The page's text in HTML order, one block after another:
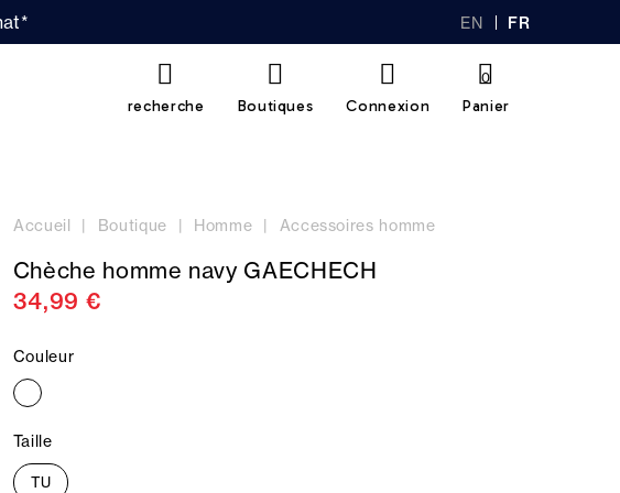
EN FR
recherche Boutiques Connexion Panier
0
Accueil Boutique Homme Accessoires homme
Chèche homme navy GAECHECH
34,99 €
Couleur
Taille
TU